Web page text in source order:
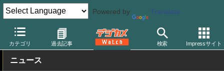
Powered by Translate
カテゴリ 過去記事 検索 Impressサイト
デジカメ Watch 業界動向 企業
ニュース